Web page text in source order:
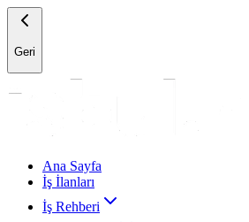
Geri
Ana Sayfa
İş İlanları
İş Rehberi